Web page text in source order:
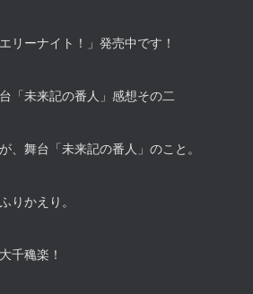
リーナイト！」発売中です！
「未来記の番人」感想その二
、舞台「未来記の番人」のこと。
りかえり。
千穐楽！